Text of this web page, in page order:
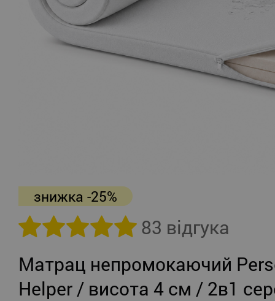
знижка -25%
83 відгука
Матрац непромокаючий
Helper / висота 4 см / 2в1